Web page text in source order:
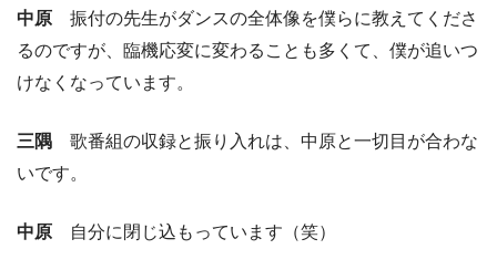
中原 振付の先生がダンスの全体像を僕らに教えてくださ
るのですが、臨機応変に変わることも多くて、僕が追いつ
けなくなっています。
三隅 歌番組の収録と振り入れは、中原と一切目が合わな
いです。
中原 自分に閉じ込もっています（笑）